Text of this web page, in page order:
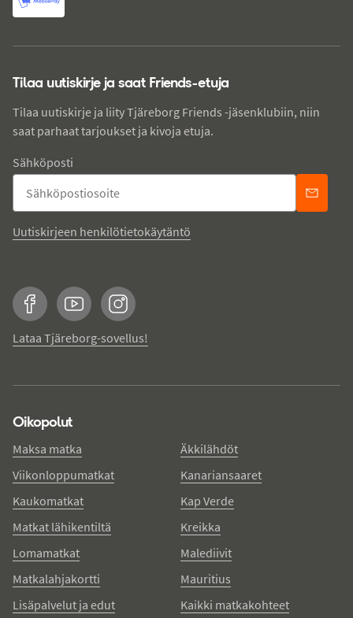
Tilaa uutiskirje ja saat Friends-etuja
Tilaa uutiskirje ja liity Tjäreborg Friends -jäsenklubiin, niin
saat parhaat tarjoukset ja kivoja etuja.
Sähköposti
Uutiskirjeen henkilötietokäytäntö
FacebookYouTubeInstagram
Lataa Tjäreborg-sovellus!
Oikopolut
Maksa matka
Viikonloppumatkat
Kaukomatkat
Matkat lähikentiltä
Lomamatkat
Matkalahjakortti
Lisäpalvelut ja edut
Äkkilähdöt
Kanariansaaret
Kap Verde
Kreikka
Malediivit
Mauritius
Kaikki matkakohteet